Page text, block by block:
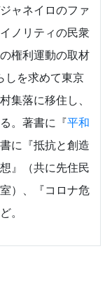
ャネイロのファ
ノリティの民衆
権利運動の取材
しを求めて東京
集落に移住し、
。著書に『平和
に『抵抗と創造
』（共に先住民
）、『コロナ危
。